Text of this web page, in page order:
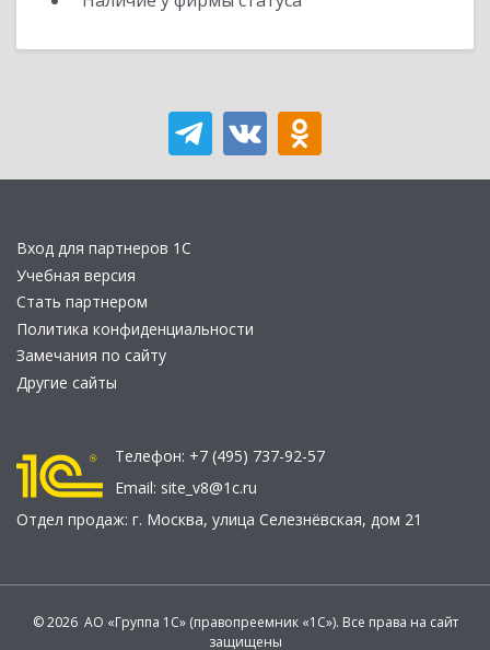
Вход для партнеров 1С
Учебная версия
Стать партнером
Политика конфиденциальности
Замечания по сайту
Другие сайты
Телефон: +7 (495) 737-92-57
Email: site_v8@1c.ru
Отдел продаж: г. Москва, улица Селезнёвская, дом 21
© 2026 АО «Группа 1С» (правопреемник «1С»). Все права на сайт
защищены